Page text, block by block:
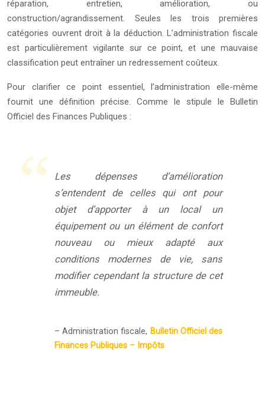
réparation, entretien, amélioration, ou
construction/agrandissement. Seules les trois premières
catégories ouvrent droit à la déduction. L’administration fiscale
est particulièrement vigilante sur ce point, et une mauvaise
classification peut entraîner un redressement coûteux.
Pour clarifier ce point essentiel, l’administration elle-même
fournit une définition précise. Comme le stipule le Bulletin
Officiel des Finances Publiques :
Les dépenses d’amélioration
s’entendent de celles qui ont pour
objet d’apporter à un local un
équipement ou un élément de confort
nouveau ou mieux adapté aux
conditions modernes de vie, sans
modifier cependant la structure de cet
immeuble.
– Administration fiscale, Bulletin Officiel des
Finances Publiques – Impôts